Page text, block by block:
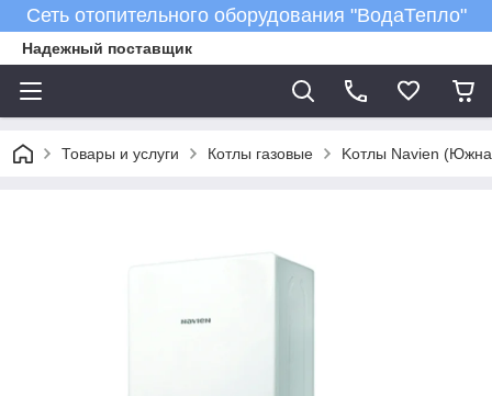
Сеть отопительного оборудования "ВодаТепло"
Надежный поставщик
Товары и услуги Котлы газовые Kотлы Navien